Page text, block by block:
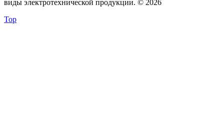
виды электротехнической продукции. © 2026
Top